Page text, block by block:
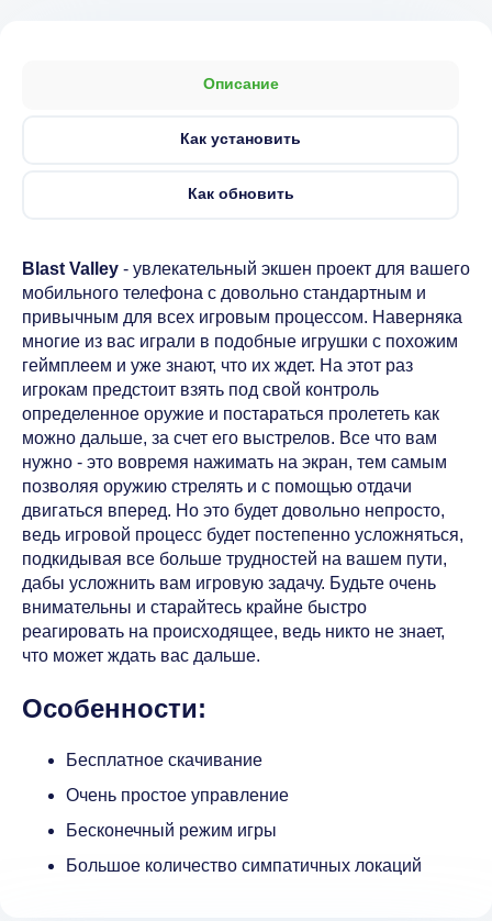
Описание
Как установить
Как обновить
Blast Valley - увлекательный экшен проект для вашего
мобильного телефона с довольно стандартным и
привычным для всех игровым процессом. Наверняка
многие из вас играли в подобные игрушки с похожим
геймплеем и уже знают, что их ждет. На этот раз
игрокам предстоит взять под свой контроль
определенное оружие и постараться пролететь как
можно дальше, за счет его выстрелов. Все что вам
нужно - это вовремя нажимать на экран, тем самым
позволяя оружию стрелять и с помощью отдачи
двигаться вперед. Но это будет довольно непросто,
ведь игровой процесс будет постепенно усложняться,
подкидывая все больше трудностей на вашем пути,
дабы усложнить вам игровую задачу. Будьте очень
внимательны и старайтесь крайне быстро
реагировать на происходящее, ведь никто не знает,
что может ждать вас дальше.
Особенности:
Бесплатное скачивание
Очень простое управление
Бесконечный режим игры
Большое количество симпатичных локаций